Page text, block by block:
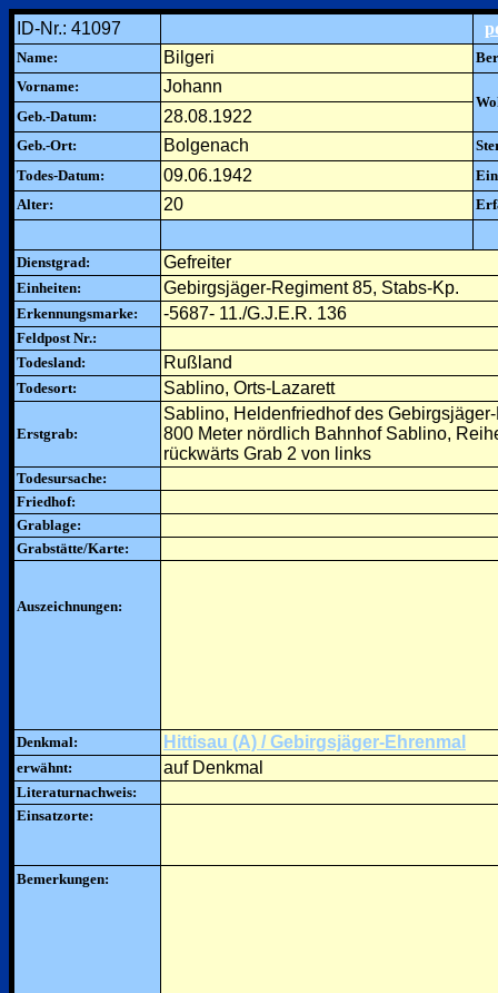
ID-Nr.: 41097
Name: Bilgeri
Vorname:
Johann
Geb.-Datum:
28.08.1922
Geb.-Ort: Bolgenach
Todes-Datum:
09.06.1942
Alter:
20
Dienstgrad: Gefreiter
Einheiten: Gebirgsjäger-Regiment 85, Stabs-Kp.
Erkennungsmarke: -5687- 11./G.J.E.R. 136
Feldpost Nr.:
Todesland:
Rußland
Todesort: Sablino, Orts-Lazarett
Erstgrab:
Sablino, Heldenfriedhof des
800 Meter nördlich Bahnhof Sablino,
rückwärts Grab 2 von links
Todesursache:
Friedhof:
Grablage:
Grabstätte/Karte:
Auszeichnungen:
Denkmal: Hittisau (A) / Gebirgsjäger-Ehrenmal
erwähnt: auf Denkmal
Literaturnachweis:
Einsatzorte:
Bemerkungen: